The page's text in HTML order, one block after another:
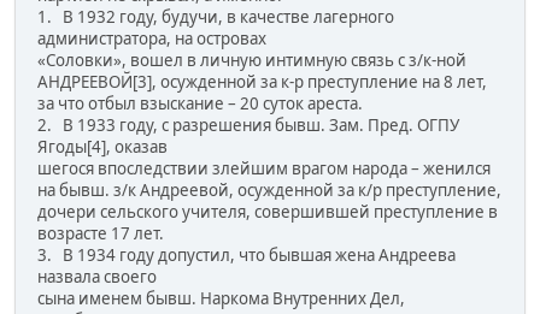
1. В 1932 году, будучи, в качестве лагерного
администратора, на островах
«Соловки», вошел в личную интимную связь с з/к-ной
АНДРЕЕВОЙ[3], осужденной за к-р преступление на 8 лет,
за что отбыл взыскание – 20 суток ареста.
2. В 1933 году, с разрешения бывш. Зам. Пред. ОГПУ
Ягоды[4], оказав
шегося впоследствии злейшим врагом народа – женился
на бывш. з/к Андреевой, осужденной за к/р преступление,
дочери сельского учителя, совершившей преступление в
возрасте 17 лет.
3. В 1934 году допустил, что бывшая жена Андреева
назвала своего
сына именем бывш. Наркома Внутренних Дел,